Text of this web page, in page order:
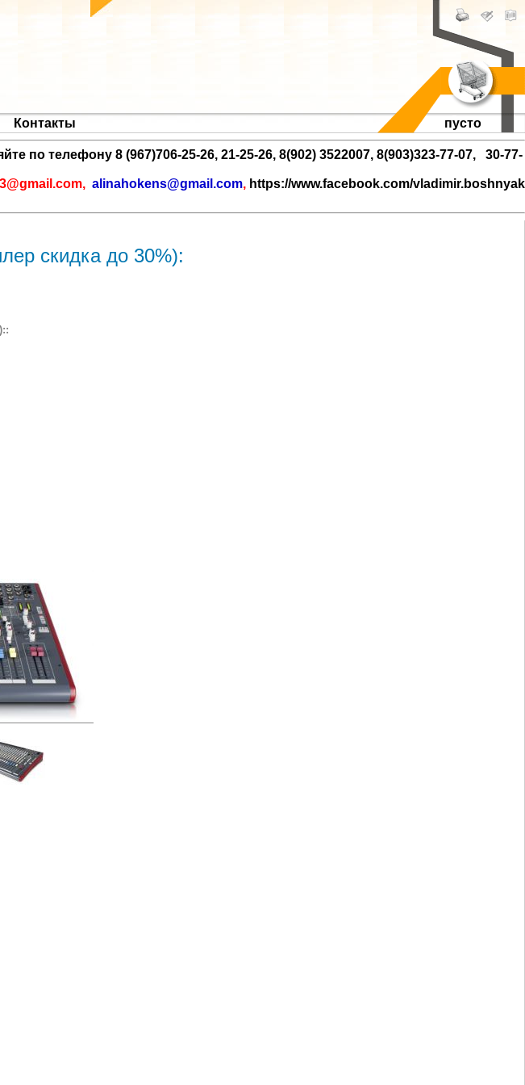
Контакты пусто
по телефону 8 (967)706-25-26, 21-25-26, 8(902) 3522007, 8(903)323-77-07, 30-77-
alinahokens@gmail.com, https://www.facebook.com/vladimir.boshnyak
скидка до 30%):